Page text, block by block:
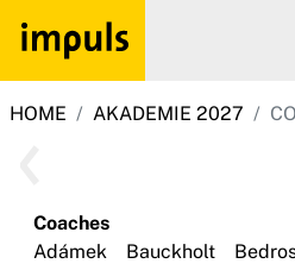
HOME AKADEMIE 2027
Coaches
Adámek
Bauckholt